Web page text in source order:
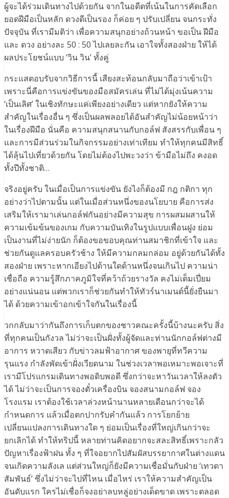
ผู้จะได้ร่วมเดินทางไปด้วยกัน จากในอดีตที่เน้นในการคัดเลือก
ยอดฝีมือเป็นหลัก ดวงดีเป็นรอง ก็ค่อย ๆ ปรับเปลี่ยน จนกระทั่ง
ปัจจุบัน ที่เรามีมติว่า เพื่อความสนุกอย่างถ้วนหน้า ขอเป็น ฝีมือ
และ ดวง อย่างละ 50 : 50 ไปเลยละกัน เอาใจทั้งสองฝ่าย ให้ได้
ผลประโยชน์แบบ ‘วิน วิน’ ทั้งคู่
กระแสตอบรับจากวิธีการนี้ เสียงสะท้อนกลับมาถือว่าเข้าเป้า
เพราะนี่คือการแข่งขันของมือสมัครเล่น ที่ไม่ได้มุ่งเน้นความ
‘เป็นเลิศ’ ในเชิงทักษะแค่เพียงอย่างเดียว แต่หากยังให้ความ
สำคัญในเรื่องอื่น ๆ ซึ่งเป็นผลพลอยได้อันสำคัญไม่น้อยหน้าว่า
ในเรื่องฝีมือ นั่นคือ ความสนุกสนานกับกอล์ฟ สังสรรกับเพื่อน ๆ
และการมีส่วนร่วมในกิจกรรมอย่างเท่าเทียม ทำให้ทุกคนมีสิทธิ์
ได้ลุ้นไปเที่ยวด้วยกัน โดยไม่ต้องไปพะวงว่า ข้ามือไม่ถึง คงอด
ทั้งปีทั้งชาติ…
จริงอยู่ครับ ในเมื่อเป็นการแข่งขัน ยังไงก็ต้องมี กฎ กติกา ทุก
อย่างว่าไปตามนั้น แต่ในเมื่อส่วนหนึ่งของนโยบาย คือการส่ง
เสริมให้เรามาเล่นกอล์ฟกันอย่างมีความสุข การผสมผสานให้
ความเข้มข้นของเกม กับความบันเทิงในรูปแบบเพื่อนฝูง ย่อม
เป็นงานที่ไม่ง่ายนัก ก็ต้องขอขอบคุณท่านสมาชิกที่เข้าใจ และ
ช่วยกันดูแลครอบครัวช้าง ให้มีความกลมกล่อม อยู่ด้วยกันได้ทั้ง
สองฝ่าย เพราะหากเอียงไปด้านใดด้านหนึ่งจนเกินไป ความน่า
เชื่อถือ ความรู้สึกภาคภูมิใจที่คว้าถ้วยรางวัล คงไม่เต็มเปี่ยม
อย่างแน่นอน แต่พวกเราก็ช่วยกันทำให้ทัวร์นาเมนต์นี้ยั่งยืนมา
ได้ ด้วยความเข้าอกเข้าใจกันในเรื่องนี้
วกกลับมาว่ากันถึงการเก็บตกของชาวคณะครั้งนี้บ้างนะครับ สิ่ง
ที่ทุกคนเป็นกังวล ไม่ว่าจะเป็นฝั่งทั้งผู้จัดและท่านนักกอล์ฟต่างมี
อาการ หวาดเสียว กับข่าวลมฟ้าอากาศ ของพายุที่ทวีความ
รุนแรง กำลังพัดเข้าฝั่งเวียดนาม ในช่วงเวลาพอเหมาะพอเจาะที่
เรามีโปรแกรมเดินทางพอดิบพอดี ซึ่งกว่าจะหาวันเวลาให้ลงตัว
ได้ ไม่ว่าจะเป็นการจองตั๋วเครื่องบิน จองสนามกอล์ฟ จอง
โรงแรม เราต้องใช้เวลาล่วงหน้านานหลายเดือนกว่าจะได้
กำหนดการ แล้วเมื่อตกปากรับคำกันแล้ว การโยกย้าย
เปลี่ยนแปลงการเดินทางใด ๆ ย่อมเป็นเรื่องที่ใหญ่เกินกว่าจะ
ยกเลิกได้ ทำให้ทริปนี้ หลายท่านคิดอยากจะสละสิทธิ์เพราะกลัว
ปัญหาเรื่องฟ้าฝน ทั้ง ๆ ที่ใจอยากไปสัมผัสบรรยากาศในต่างแดน
จนเกิดความลังเล แต่ส่วนใหญ่ก็ยังมีความเชื่อมั่นกับฝ่าย ‘เทวดา
สัมพันธ์’ ซึ่งไม่ว่าจะไปที่ไหน เมื่อไหร่ เราให้ความสำคัญเป็น
อันดับแรก ใครไม่เชื่อก็จงอย่าลบหลู่อย่างเด็ดขาด เพราะตลอด